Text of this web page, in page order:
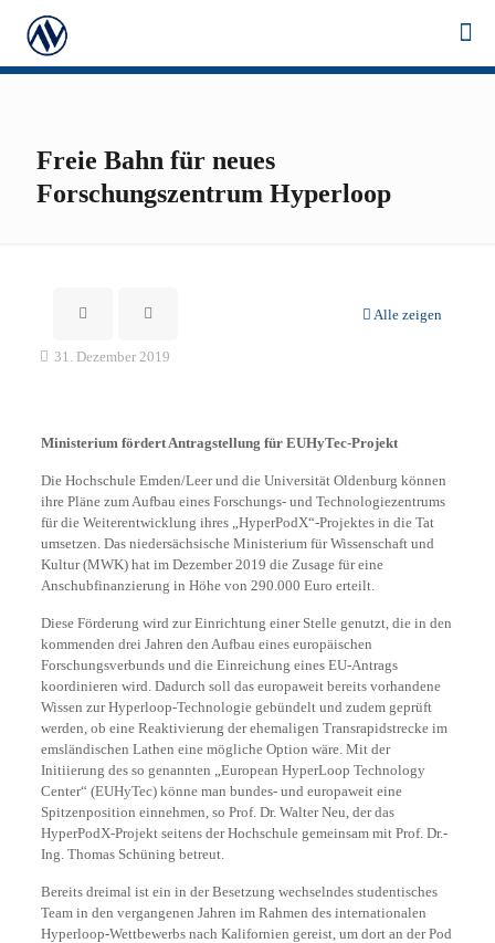
Freie Bahn für neues
Forschungszentrum Hyperloop
Alle zeigen
31. Dezember 2019
Ministerium fördert Antragstellung für EUHyTec-Projekt
Die Hochschule Emden/Leer und die Universität Oldenburg können
ihre Pläne zum Aufbau eines Forschungs- und Technologiezentrums
für die Weiterentwicklung ihres „HyperPodX“-Projektes in die Tat
umsetzen. Das niedersächsische Ministerium für Wissenschaft und
Kultur (MWK) hat im Dezember 2019 die Zusage für eine
Anschubfinanzierung in Höhe von 290.000 Euro erteilt.
Diese Förderung wird zur Einrichtung einer Stelle genutzt, die in den
kommenden drei Jahren den Aufbau eines europäischen
Forschungsverbunds und die Einreichung eines EU-Antrags
koordinieren wird. Dadurch soll das europaweit bereits vorhandene
Wissen zur Hyperloop-Technologie gebündelt und zudem geprüft
werden, ob eine Reaktivierung der ehemaligen Transrapidstrecke im
emsländischen Lathen eine mögliche Option wäre. Mit der
Initiierung des so genannten „European HyperLoop Technology
Center“ (EUHyTec) könne man bundes- und europaweit eine
Spitzenposition einnehmen, so Prof. Dr. Walter Neu, der das
HyperPodX-Projekt seitens der Hochschule gemeinsam mit Prof. Dr.-
Ing. Thomas Schüning betreut.
Bereits dreimal ist ein in der Besetzung wechselndes studentisches
Team in den vergangenen Jahren im Rahmen des internationalen
Hyperloop-Wettbewerbs nach Kalifornien gereist, um dort an der Pod